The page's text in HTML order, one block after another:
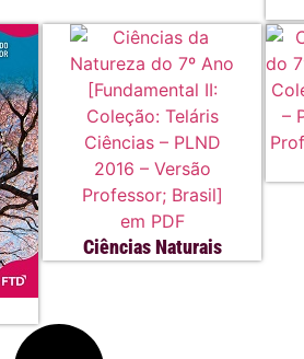
Ciências Naturais